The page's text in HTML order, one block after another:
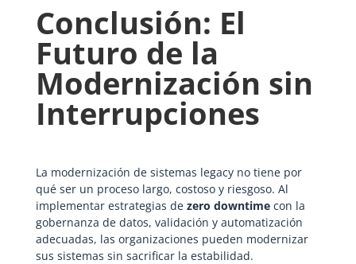
Conclusión: El
Futuro de la
Modernización sin
Interrupciones
La modernización de sistemas legacy no tiene por
qué ser un proceso largo, costoso y riesgoso. Al
implementar estrategias de zero downtimecon la
gobernanza de datos, validación y automatización
adecuadas, las organizaciones pueden modernizar
sus sistemas sin sacrificar la estabilidad.